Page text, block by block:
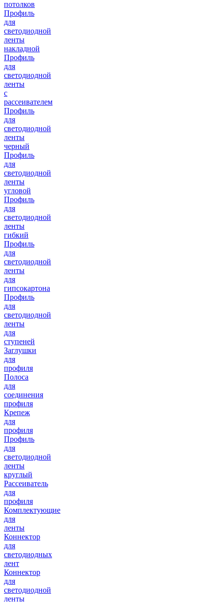
потолков
Профиль
для
светодиодной
ленты
накладной
Профиль
для
светодиодной
ленты
с
рассеивателем
Профиль
для
светодиодной
ленты
черный
Профиль
для
светодиодной
ленты
угловой
Профиль
для
светодиодной
ленты
гибкий
Профиль
для
светодиодной
ленты
для
гипсокартона
Профиль
для
светодиодной
ленты
для
ступеней
Заглушки
для
профиля
Полоса
для
соединения
профиля
Крепеж
для
профиля
Профиль
для
светодиодной
ленты
круглый
Рассеиватель
для
профиля
Комплектующие
для
ленты
Коннектор
для
светодиодных
лент
Коннектор
для
светодиодной
ленты